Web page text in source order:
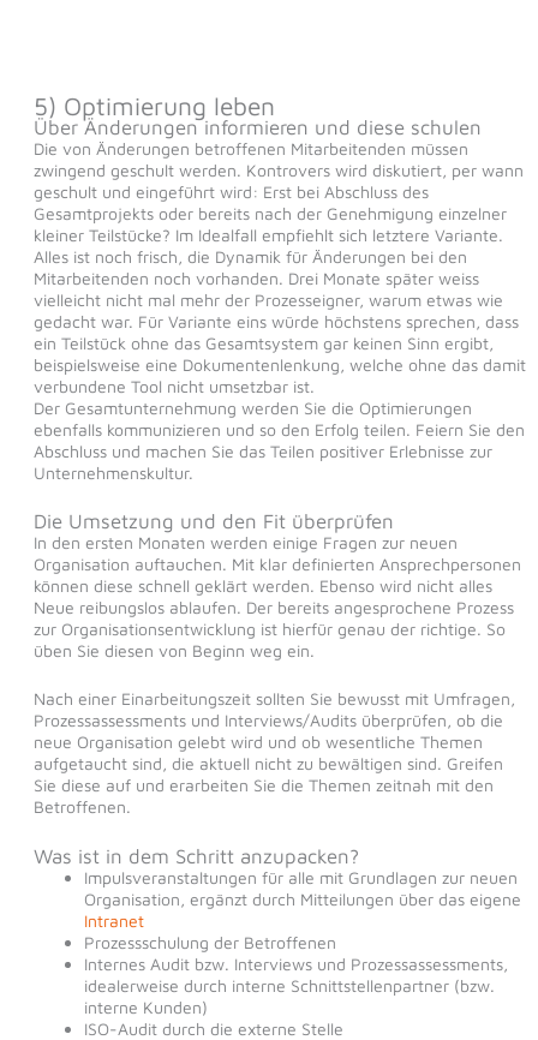
5) Optimierung leben
Über Änderungen informieren und diese schulen
Die von Änderungen betroffenen Mitarbeitenden müssen
zwingend geschult werden. Kontrovers wird diskutiert, per wann
geschult und eingeführt wird: Erst bei Abschluss des
Gesamtprojekts oder bereits nach der Genehmigung einzelner
kleiner Teilstücke? Im Idealfall empfiehlt sich letztere Variante.
Alles ist noch frisch, die Dynamik für Änderungen bei den
Mitarbeitenden noch vorhanden. Drei Monate später weiss
vielleicht nicht mal mehr der Prozesseigner, warum etwas wie
gedacht war. Für Variante eins würde höchstens sprechen, dass
ein Teilstück ohne das Gesamtsystem gar keinen Sinn ergibt,
beispielsweise eine Dokumentenlenkung, welche ohne das damit
verbundene Tool nicht umsetzbar ist.
Der Gesamtunternehmung werden Sie die Optimierungen
ebenfalls kommunizieren und so den Erfolg teilen. Feiern Sie den
Abschluss und machen Sie das Teilen positiver Erlebnisse zur
Unternehmenskultur.
Die Umsetzung und den Fit überprüfen
In den ersten Monaten werden einige Fragen zur neuen
Organisation auftauchen. Mit klar definierten Ansprechpersonen
können diese schnell geklärt werden. Ebenso wird nicht alles
Neue reibungslos ablaufen. Der bereits angesprochene Prozess
zur Organisationsentwicklung ist hierfür genau der richtige. So
üben Sie diesen von Beginn weg ein.
Nach einer Einarbeitungszeit sollten Sie bewusst mit Umfragen,
Prozessassessments und Interviews/Audits überprüfen, ob die
neue Organisation gelebt wird und ob wesentliche Themen
aufgetaucht sind, die aktuell nicht zu bewältigen sind. Greifen
Sie diese auf und erarbeiten Sie die Themen zeitnah mit den
Betroffenen.
Was ist in dem Schritt anzupacken?
Impulsveranstaltungen für alle mit Grundlagen zur neuen
Organisation, ergänzt durch Mitteilungen über das eigene
Intranet
Prozessschulung der Betroffenen
Internes Audit bzw. Interviews und Prozessassessments,
idealerweise durch interne Schnittstellenpartner (bzw.
interne Kunden)
ISO-Audit durch die externe Stelle